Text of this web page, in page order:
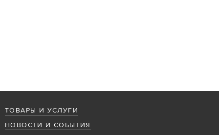
ТОВАРЫ И УСЛУГИ
НОВОСТИ И СОБЫТИЯ